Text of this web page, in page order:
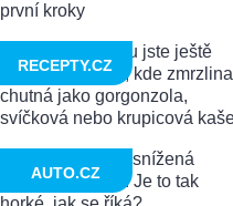
RECEPTY.CZ
AUTO.CZ